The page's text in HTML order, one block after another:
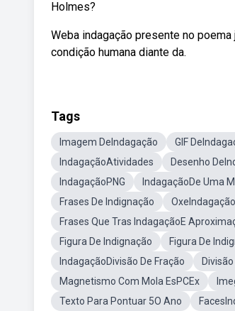
Holmes?
Weba indagação presente no
condição humana diante da.
Tags
Imagem DeIndagação GIF
IndagaçãoAtividades
Desenho
IndagaçãoPNG
IndagaçãoDe Uma
Frases De Indignação
OxeIndagação
Frases Que Tras IndagaçãoE
Figura De Indignação
Figura De
IndagaçãoDivisão De Fração
Magnetismo Com Mola EsPCEx
Texto Para Pontuar 5O Ano